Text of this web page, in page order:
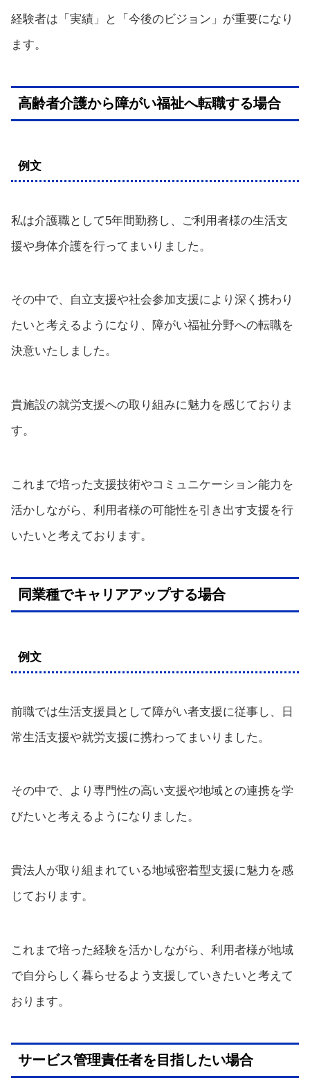
経験者は「実績」と「今後のビジョン」が重要になり
ます。
高齢者介護から障がい福祉へ転職する場合
例文
私は介護職として5年間勤務し、ご利用者様の生活支
援や身体介護を行ってまいりました。
その中で、自立支援や社会参加支援により深く携わり
たいと考えるようになり、障がい福祉分野への転職を
決意いたしました。
貴施設の就労支援への取り組みに魅力を感じておりま
す。
これまで培った支援技術やコミュニケーション能力を
活かしながら、利用者様の可能性を引き出す支援を行
いたいと考えております。
同業種でキャリアアップする場合
例文
前職では生活支援員として障がい者支援に従事し、日
常生活支援や就労支援に携わってまいりました。
その中で、より専門性の高い支援や地域との連携を学
びたいと考えるようになりました。
貴法人が取り組まれている地域密着型支援に魅力を感
じております。
これまで培った経験を活かしながら、利用者様が地域
で自分らしく暮らせるよう支援していきたいと考えて
おります。
サービス管理責任者を目指したい場合